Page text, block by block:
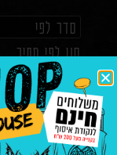
סנן לפי מחיר
₪
8
—
₪